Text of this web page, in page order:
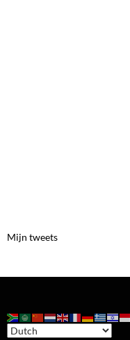
Mijn tweets